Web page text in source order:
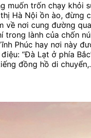
muốn trốn chạy khỏi
Hà Nội ồn ào, đừng
về nơi cung đường
trong lành của chốn
Phúc hay nơi này
“Đà Lạt ở phía
đồng hồ di